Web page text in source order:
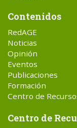
Contenidos
RedAGE
Noticias
Opinión
Eventos
Publicaciones
Formación
Centro de
Centro de